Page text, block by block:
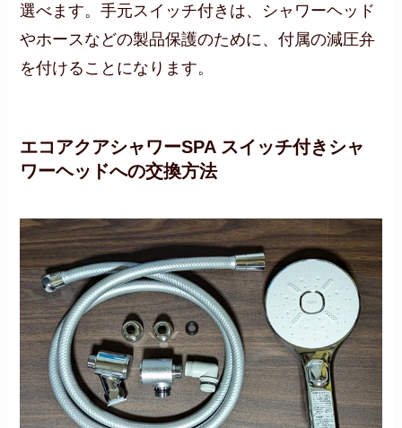
選べます。手元スイッチ付きは、シャワーヘッド
やホースなどの製品保護のために、付属の減圧弁
を付けることになります。
エコアクアシャワーSPA スイッチ付きシャ
ワーヘッドへの交換方法